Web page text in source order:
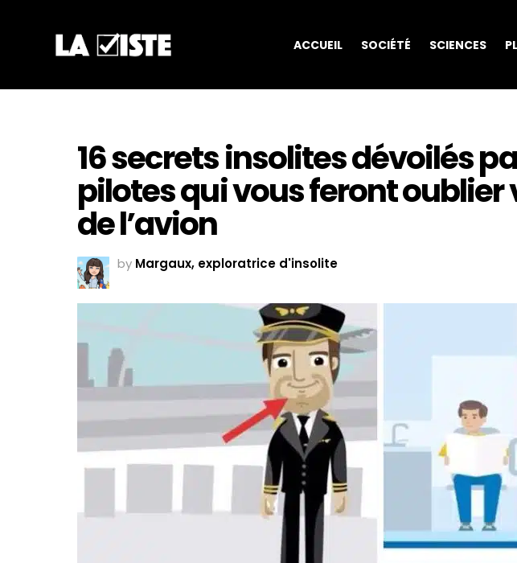
ACCUEIL SOCIÉTÉ SCIENCES
16 secrets insolites dévoilés
pilotes qui vous feront oublier
de l’avion
by Margaux, exploratrice d'insolite